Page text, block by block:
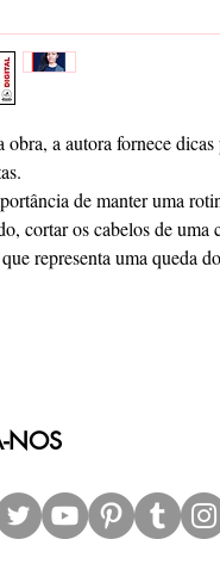
obra, a autora fornece
de manter uma
cortar os cabelos de
representa uma queda
NOS